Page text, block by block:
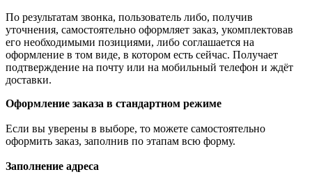
По результатам звонка, пользователь либо, получив
уточнения, самостоятельно оформляет заказ, укомплектовав
его необходимыми позициями, либо соглашается на
оформление в том виде, в котором есть сейчас. Получает
подтверждение на почту или на мобильный телефон и ждёт
доставки.
Оформление заказа в стандартном режиме
Если вы уверены в выборе, то можете самостоятельно
оформить заказ, заполнив по этапам всю форму.
Заполнение адреса